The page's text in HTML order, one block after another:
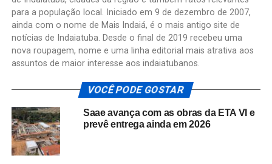
para a população local. Iniciado em 9 de dezembro de 2007,
ainda com o nome de Mais Indaiá, é o mais antigo site de
notícias de Indaiatuba. Desde o final de 2019 recebeu uma
nova roupagem, nome e uma linha editorial mais atrativa aos
assuntos de maior interesse aos indaiatubanos.
VOCÊ PODE GOSTAR
Saae avança com as obras da ETA VI e
prevê entrega ainda em 2026